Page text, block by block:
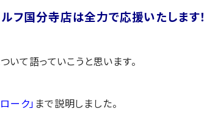
フ国分寺店は全力で応援いたします！
いて語っていこうと思います。
ーク」 まで説明しました。